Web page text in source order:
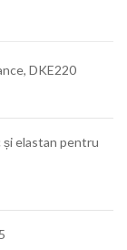
DKE220
și elastan pentru